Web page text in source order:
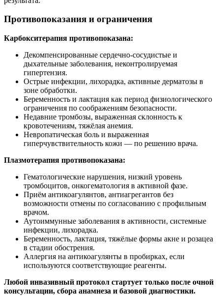
Противопоказания и ограничения
Карбокситерапия противопоказана:
Декомпенсированные сердечно‑сосудистые и
дыхательные заболевания, неконтролируемая
гипертензия.
Острые инфекции, лихорадка, активные дерматозы в
зоне обработки.
Беременность и лактация как период физиологического
ограничения по соображениям безопасности.
Недавние тромбозы, выраженная склонность к
кровотечениям, тяжёлая анемия.
Невропатическая боль и выраженная
гиперчувствительность кожи — по решению врача.
Плазмотерапия противопоказана:
Гематологические нарушения, низкий уровень
тромбоцитов, онкогематология в активной фазе.
Приём антикоагулянтов, антиагрегантов без
возможности отмены по согласованию с профильным
врачом.
Аутоиммунные заболевания в активности, системные
инфекции, лихорадка.
Беременность, лактация, тяжёлые формы акне и розацеа
в стадии обострения.
Аллергия на антикоагулянты в пробирках, если
используются соответствующие реагенты.
Любой инвазивный протокол стартует только после очной
консультации, сбора анамнеза и базовой диагностики.